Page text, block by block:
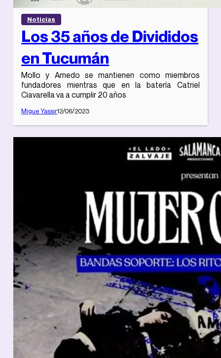
Noticias
Los 35 años de Divididos
en Tucumán
Mollo y Arnedo se mantienen como miembros
fundadores mientras que en la batería Catriel
Ciavarella va a cumplir 20 años
Migue Yassir12/06/2023